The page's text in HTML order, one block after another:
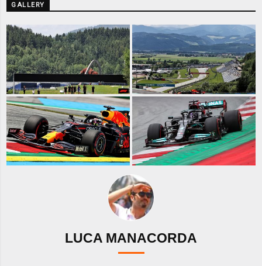
GALLERY
LUCA MANACORDA